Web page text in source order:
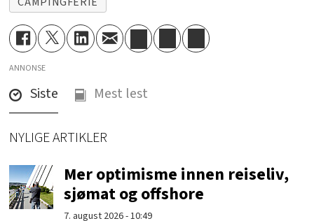
ANNONSE
Siste Mest lest
NYLIGE ARTIKLER
Mer optimisme innen reiseliv,
sjømat og offshore
7. august 2026 - 10:49